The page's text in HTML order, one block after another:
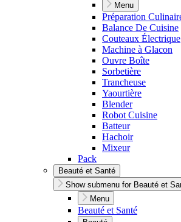
Menu
Préparation
Balance De Cuisine
Couteaux Électrique
Machine à Glacon
Ouvre Boîte
Sorbetière
Trancheuse
Yaourtière
Blender
Robot Cuisine
Batteur
Hachoir
Mixeur
Pack
Beauté et Santé
Show submenu for Beauté et
Menu
Beauté et Santé